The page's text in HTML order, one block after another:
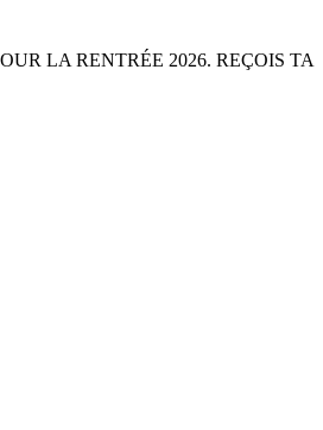
LA RENTRÉE 2026. REÇOIS TA